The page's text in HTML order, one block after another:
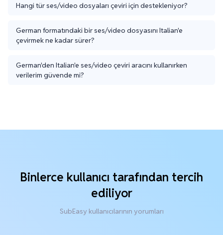
Hangi tür ses/video dosyaları çeviri için destekleniyor?
German formatındaki bir ses/video dosyasını Italian'e
çevirmek ne kadar sürer?
German'den Italian'e ses/video çeviri aracını kullanırken
verilerim güvende mi?
Binlerce kullanıcı tarafından tercih
ediliyor
SubEasy kullanıcılarının yorumları